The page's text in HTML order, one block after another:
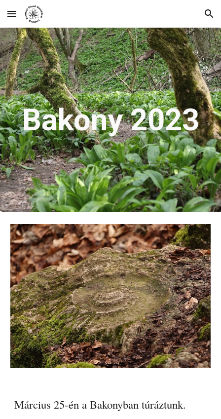
Skip to main content Skip to navigation
Bakony 2023
Március 25-én a Bakonyban túráztunk.